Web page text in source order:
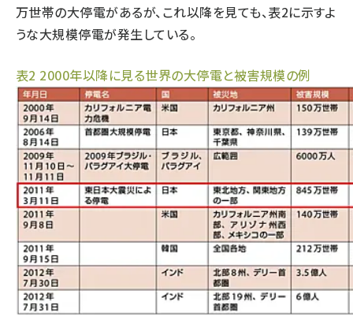
万世帯の大停電があるが、これ以降を見ても、表2に示すよ
うな大規模停電が発生している。
表2 2000年以降に見る世界の大停電と被害規模の例